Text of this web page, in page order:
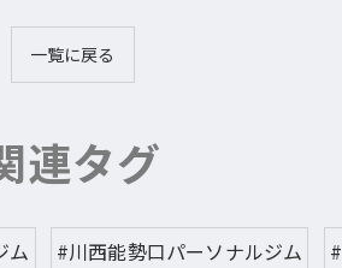
一覧に戻る
連タグ
ム #川西能勢口パーソナルジム